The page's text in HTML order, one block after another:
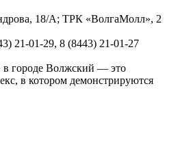
18/А; ТРК «ВолгаМолл», 2
21-01-29, 8 (8443) 21-01-27
в городе Волжский — это
в котором демонстрируются